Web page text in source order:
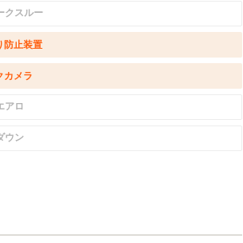
クスルー
防止装置
カメラ
アロ
ウン